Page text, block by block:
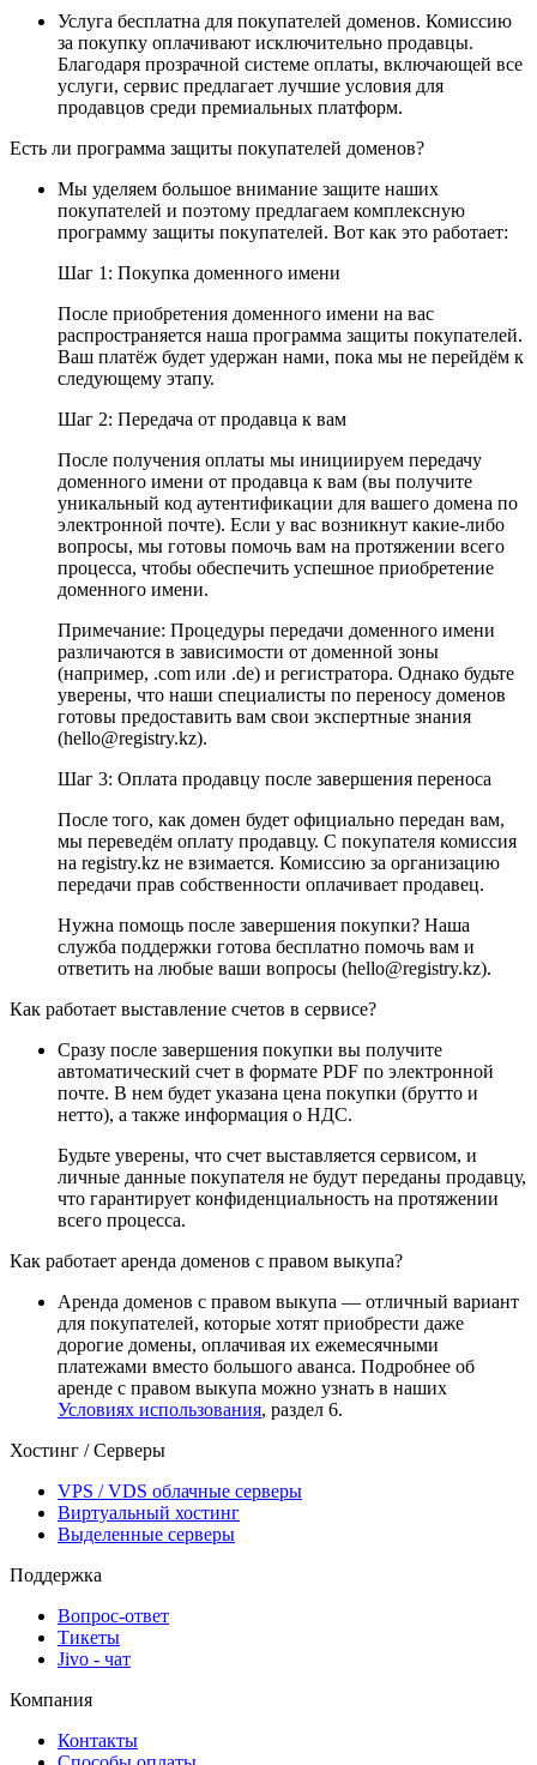
Услуга бесплатна для покупателей доменов. Комиссию
за покупку оплачивают исключительно продавцы.
Благодаря прозрачной системе оплаты, включающей все
услуги, сервис предлагает лучшие условия для
продавцов среди премиальных платформ.
Есть ли программа защиты покупателей доменов?
Мы уделяем большое внимание защите наших
покупателей и поэтому предлагаем комплексную
программу защиты покупателей. Вот как это работает:
Шаг 1: Покупка доменного имени
После приобретения доменного имени на вас
распространяется наша программа защиты покупателей.
Ваш платёж будет удержан нами, пока мы не перейдём к
следующему этапу.
Шаг 2: Передача от продавца к вам
После получения оплаты мы инициируем передачу
доменного имени от продавца к вам (вы получите
уникальный код аутентификации для вашего домена по
электронной почте). Если у вас возникнут какие-либо
вопросы, мы готовы помочь вам на протяжении всего
процесса, чтобы обеспечить успешное приобретение
доменного имени.
Примечание: Процедуры передачи доменного имени
различаются в зависимости от доменной зоны
(например, .com или .de) и регистратора. Однако будьте
уверены, что наши специалисты по переносу доменов
готовы предоставить вам свои экспертные знания
(hello@registry.kz).
Шаг 3: Оплата продавцу после завершения переноса
После того, как домен будет официально передан вам,
мы переведём оплату продавцу. С покупателя комиссия
на registry.kz не взимается. Комиссию за организацию
передачи прав собственности оплачивает продавец.
Нужна помощь после завершения покупки? Наша
служба поддержки готова бесплатно помочь вам и
ответить на любые ваши вопросы (hello@registry.kz).
Как работает выставление счетов в сервисе?
Сразу после завершения покупки вы получите
автоматический счет в формате PDF по электронной
почте. В нем будет указана цена покупки (брутто и
нетто), а также информация о НДС.
Будьте уверены, что счет выставляется сервисом, и
личные данные покупателя не будут переданы продавцу,
что гарантирует конфиденциальность на протяжении
всего процесса.
Как работает аренда доменов с правом выкупа?
Аренда доменов с правом выкупа — отличный вариант
для покупателей, которые хотят приобрести даже
дорогие домены, оплачивая их ежемесячными
платежами вместо большого аванса. Подробнее об
аренде с правом выкупа можно узнать в наших
Условиях использования, раздел 6.
Хостинг / Серверы
VPS / VDS облачные серверы
Виртуальный хостинг
Выделенные серверы
Поддержка
Вопрос-ответ
Тикеты
Jivo - чат
Компания
Контакты